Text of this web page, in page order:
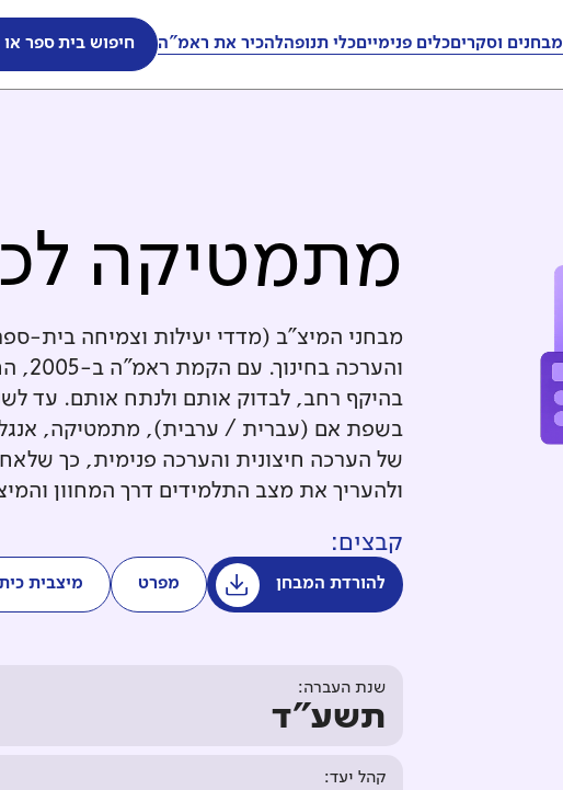
מבחנים וסקריםכלים פנימייםכלי תנופהלהכיר את ראמ"ה חיפוש בית ספר
מתמטיקה
מבחני המיצ"ב (מדדי יעילות וצמיחה בית-
בשפת אם (עברית / ערבית), מתמטיקה,
של הערכה חיצונית והערכה פנימית, כך
ולהעריך את מצב התלמידים דרך המחוון
קבצים:
להורדת המבחן מפרט מיצבית
שנת העברה:
תשע"ד
קהל יעד: